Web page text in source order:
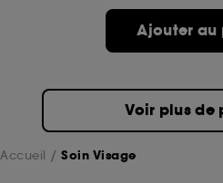
Ajouter au
Voir plus de
Accueil Soin Visage
pouvez personnaliser vos
de ces cookies grâce au
choix" ci-dessous ou décider
Sephora pourra associer les